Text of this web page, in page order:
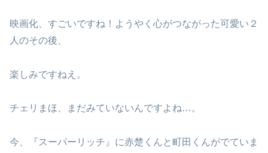
映画化、すごいですね！ようやく心がつながった可愛い２
人のその後、
楽しみですねえ。
チェリまほ、まだみていないんですよね…。
今、『スーパーリッチ』に赤楚くんと町田くんがでていま